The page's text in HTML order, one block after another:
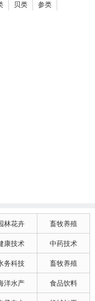
贝类 参类
林花卉 畜牧养殖
康技术 中药技术
务科技 畜牧养殖
洋水产 食品饮料